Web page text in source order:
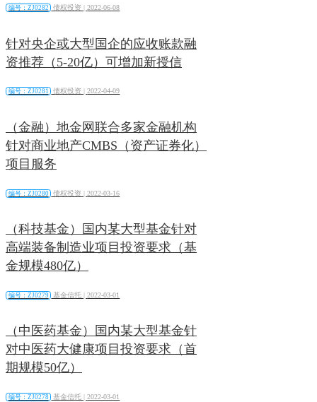
编号：ZJ0282 债权投资 |2022-06-08
针对央企或大型国企的应收账款融
资推荐（5-20亿）可增加新授信
编号：ZJ0281 债权投资 |2022-04-09
（金融）地金网联合多家金融机构
针对商业地产CMBS（资产证券化）
项目服务
编号：ZJ0280 债权投资 |2022-03-16
（科技基金）国内某大型基金针对
高端装备制造业项目投资要求（基
金规模480亿）
编号：ZJ0279 基金信托 |2022-03-01
（中医药基金）国内某大型基金针
对中医药大健康项目投资要求（首
期规模50亿）
编号：ZJ0278 基金信托 |2022-03-01